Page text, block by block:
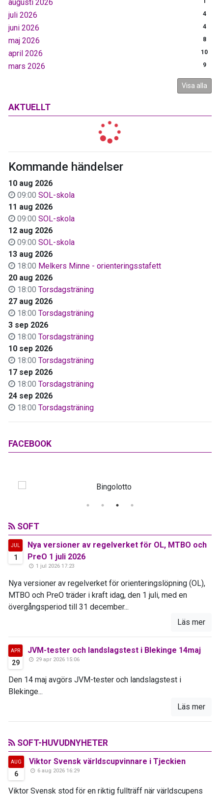
augusti 2026
juli 2026 4
juni 2026 4
maj 2026 8
april 2026 10
mars 2026 9
Visa alla
AKTUELLT
Kommande händelser
10 aug 2026
09:00 SOL-skola
11 aug 2026
09:00 SOL-skola
12 aug 2026
09:00 SOL-skola
13 aug 2026
18:00 Melkers Minne - orienteringsstafett
20 aug 2026
18:00 Torsdagsträning
27 aug 2026
18:00 Torsdagsträning
3 sep 2026
18:00 Torsdagsträning
10 sep 2026
18:00 Torsdagsträning
17 sep 2026
18:00 Torsdagsträning
24 sep 2026
18:00 Torsdagsträning
FACEBOOK
SOFT
JUL
1
Nya versioner av regelverket för OL, MTBO och
PreO 1 juli 2026
1 jul 2026 17:23
Nya versioner av regelverket för orienteringslöpning (OL),
MTBO och PreO träder i kraft idag, den 1 juli, med en
övergångsperiod till 31 december...
Läs mer
APR
29
JVM-tester och landslagstest i Blekinge 14maj
29 apr 2026 15:06
Den 14 maj avgörs JVM-tester och landslagstest i
Blekinge...
Läs mer
SOFT-HUVUDNYHETER
AUG
6
Viktor Svensk världscupvinnare i Tjeckien
6 aug 2026 16:29
Viktor Svensk stod för en riktig fullträff när världscupens